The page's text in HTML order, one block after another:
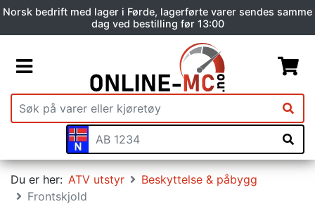
Norsk bedrift med lager i Førde, lagerførte varer sendes samme
dag ved bestilling før 13:00
Du er her: ATV utstyr
Beskyttelse & påbygg
Frontskjold